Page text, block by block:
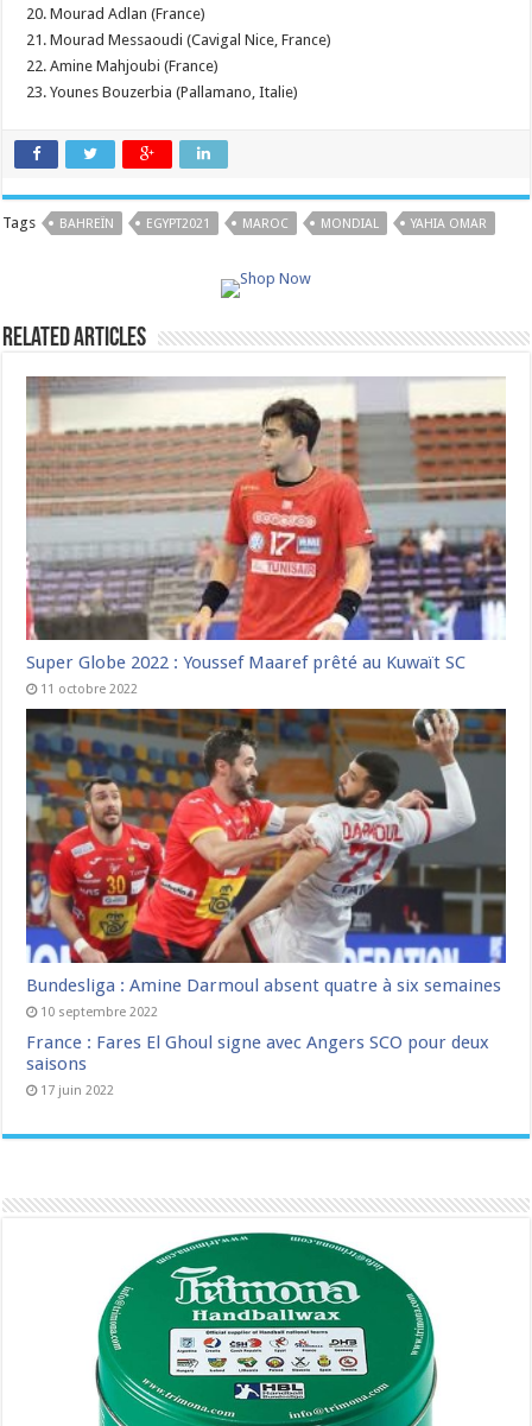
20. Mourad Adlan (France)
21. Mourad Messaoudi (Cavigal Nice, France)
22. Amine Mahjoubi (France)
23. Younes Bouzerbia (Pallamano, Italie)
Tags BAHREÏN EGYPT2021 MAROC MONDIAL YAHIA OMAR
Related Articles
Super Globe 2022 : Youssef Maaref prêté au Kuwaït SC
11 octobre 2022
Bundesliga : Amine Darmoul absent quatre à six semaines
10 septembre 2022
France : Fares El Ghoul signe avec Angers SCO pour deux
saisons
17 juin 2022